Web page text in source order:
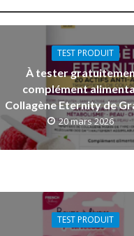
TEST PRODUIT
À tester
complément
Collagène Eternity de
20 mars 2026
TEST PRODUIT